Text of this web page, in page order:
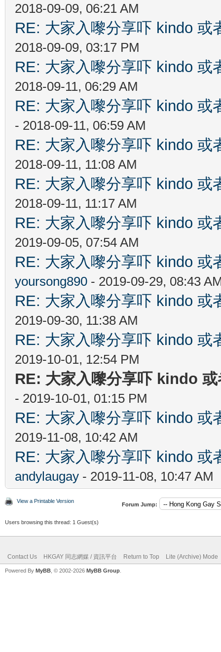
2018-09-09, 06:21 AM
RE: 大家入嚟分享吓 kindo 或
2018-09-09, 03:17 PM
RE: 大家入嚟分享吓 kindo 或
2018-09-11, 06:29 AM
RE: 大家入嚟分享吓 kindo 或
- 2018-09-11, 06:59 AM
RE: 大家入嚟分享吓 kindo 或
2018-09-11, 11:08 AM
RE: 大家入嚟分享吓 kindo 或
2018-09-11, 11:17 AM
RE: 大家入嚟分享吓 kindo 或
2019-09-05, 07:54 AM
RE: 大家入嚟分享吓 kindo 或
yoursong890 - 2019-09-29, 08:43
RE: 大家入嚟分享吓 kindo 或
2019-09-30, 11:38 AM
RE: 大家入嚟分享吓 kindo 或
2019-10-01, 12:54 PM
RE: 大家入嚟分享吓 kindo
- 2019-10-01, 01:15 PM
RE: 大家入嚟分享吓 kindo 或
2019-11-08, 10:42 AM
RE: 大家入嚟分享吓 kindo 或
andylaugay - 2019-11-08, 10:47 AM
View a Printable Version
Forum Jump:
Users browsing this thread: 1 Guest(s)
Contact Us HKGAY 同志網媒 / 資訊平台 Return to Top Lite (Archive) Mode
Powered By MyBB , © 2002-2026 MyBB Group